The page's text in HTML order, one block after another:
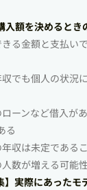
入額を決めるとき
きる金額と支払い
収でも個人の状況
ローンなど借入が
る
年収は未定である
人数が増える可能
】実際にあったモ